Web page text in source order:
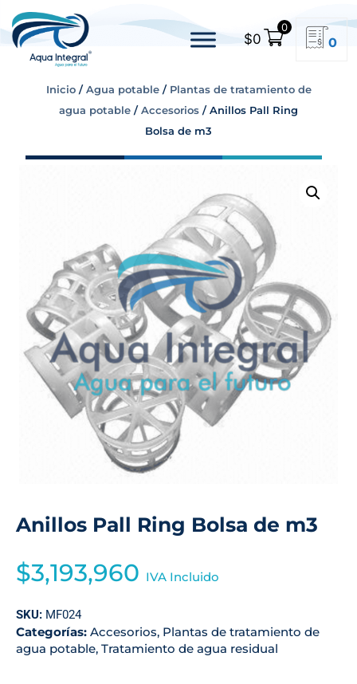
$0
0
0
Inicio/Agua potable/ Plantas de tratamiento de
agua potable /Accesorios / Anillos Pall Ring
Bolsa de m3
Anillos Pall Ring Bolsa de m3
$3,193,960 IVA Incluido
SKU: MF024
Categorías: Accesorios, Plantas de tratamiento de
agua potable, Tratamiento de agua residual